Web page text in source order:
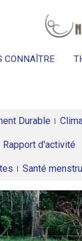
CONNAÎTRE
Durable
Rapport d'activité
Santé